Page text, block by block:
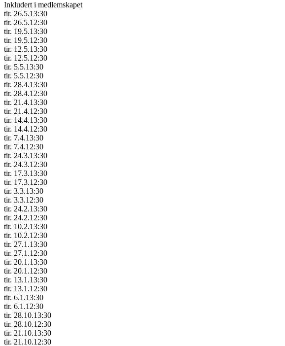
Inkludert i medlemskapet
tir. 26.5.13:30
tir. 26.5.12:30
tir. 19.5.13:30
tir. 19.5.12:30
tir. 12.5.13:30
tir. 12.5.12:30
tir. 5.5.13:30
tir. 5.5.12:30
tir. 28.4.13:30
tir. 28.4.12:30
tir. 21.4.13:30
tir. 21.4.12:30
tir. 14.4.13:30
tir. 14.4.12:30
tir. 7.4.13:30
tir. 7.4.12:30
tir. 24.3.13:30
tir. 24.3.12:30
tir. 17.3.13:30
tir. 17.3.12:30
tir. 3.3.13:30
tir. 3.3.12:30
tir. 24.2.13:30
tir. 24.2.12:30
tir. 10.2.13:30
tir. 10.2.12:30
tir. 27.1.13:30
tir. 27.1.12:30
tir. 20.1.13:30
tir. 20.1.12:30
tir. 13.1.13:30
tir. 13.1.12:30
tir. 6.1.13:30
tir. 6.1.12:30
tir. 28.10.13:30
tir. 28.10.12:30
tir. 21.10.13:30
tir. 21.10.12:30